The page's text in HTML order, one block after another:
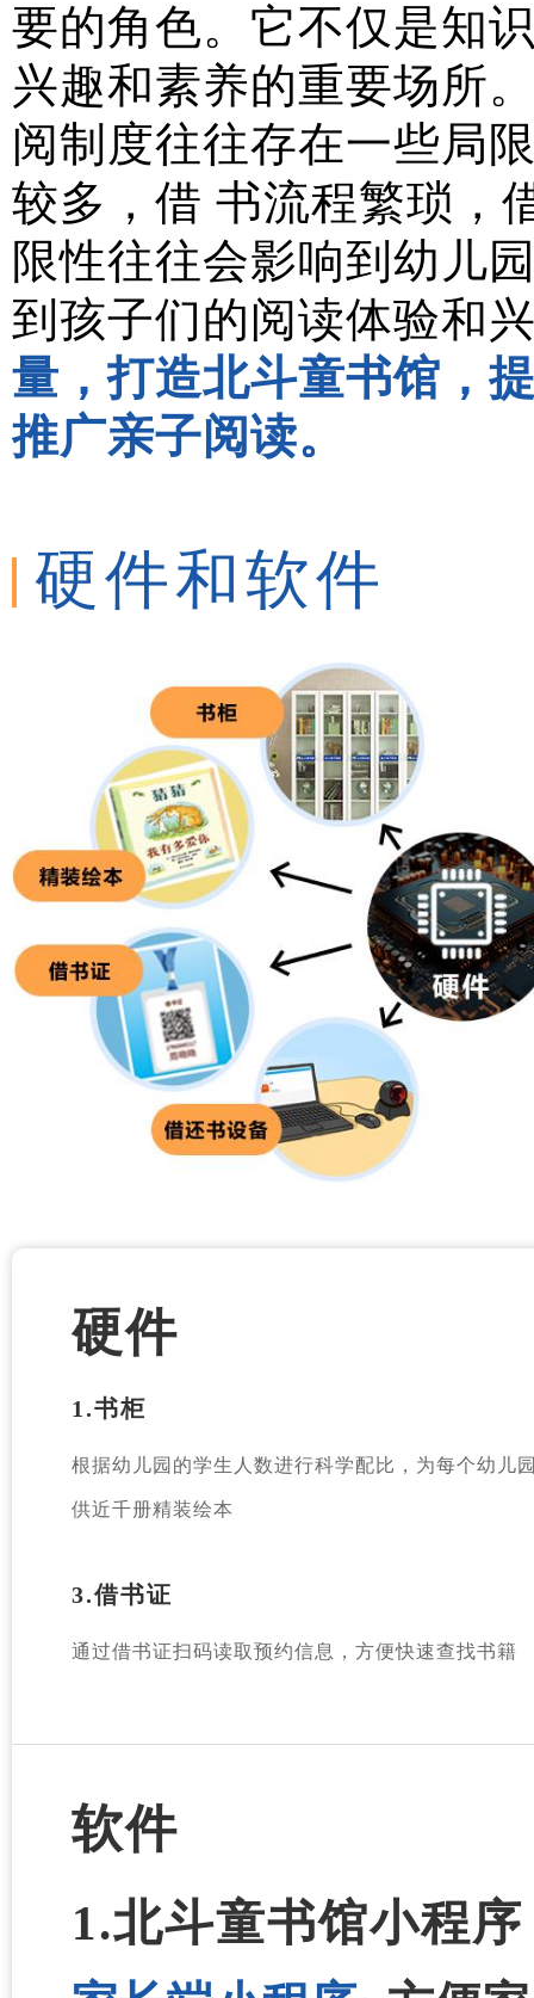
要的角色。它不仅是知
兴趣和素养的重要场所
阅制度往往存在一些局
较多，借 书流程繁琐，
限性往往会影响到幼儿
到孩子们的阅读体验和
量，打造北斗童书馆，
推广亲子阅读。
硬件和软件
硬件
1.书柜
根据幼儿园的学生人数进行科学配比，为每个幼儿
供近千册精装绘本
3.借书证
通过借书证扫码读取预约信息，方便快速查找书籍
软件
1.北斗童书馆小程序